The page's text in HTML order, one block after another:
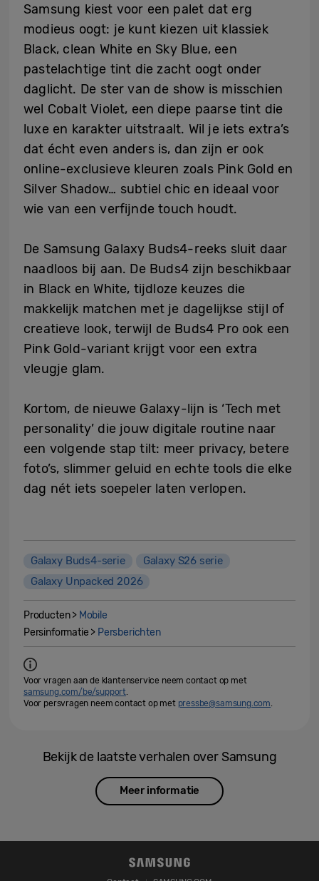
Samsung kiest voor een palet dat erg
modieus oogt: je kunt kiezen uit klassiek
Black, clean White en Sky Blue, een
pastelachtige tint die zacht oogt onder
daglicht. De ster van de show is misschien
wel Cobalt Violet, een diepe paarse tint die
luxe en karakter uitstraalt. Wil je iets extra’s
dat écht even anders is, dan zijn er ook
online-exclusieve kleuren zoals Pink Gold en
Silver Shadow… subtiel chic en ideaal voor
wie van een verfijnde touch houdt.
De Samsung Galaxy Buds4-reeks sluit daar
naadloos bij aan. De Buds4 zijn beschikbaar
in Black en White, tijdloze keuzes die
makkelijk matchen met je dagelijkse stijl of
creatieve look, terwijl de Buds4 Pro ook een
Pink Gold-variant krijgt voor een extra
vleugje glam.
Kortom, de nieuwe Galaxy-lijn is ‘Tech met
personality’ die jouw digitale routine naar
een volgende stap tilt: meer privacy, betere
foto’s, slimmer geluid en echte tools die elke
dag nét iets soepeler laten verlopen.
Galaxy Buds4-serie
Galaxy S26 serie
Galaxy Unpacked 2026
Producten > Mobile
Persinformatie > Persberichten
Voor vragen aan de klantenservice neem contact op met
samsung.com/be/support
Voor persvragen neem contact op met pressbe@samsung.com
Bekijk de laatste verhalen over Samsung
Meer informatie